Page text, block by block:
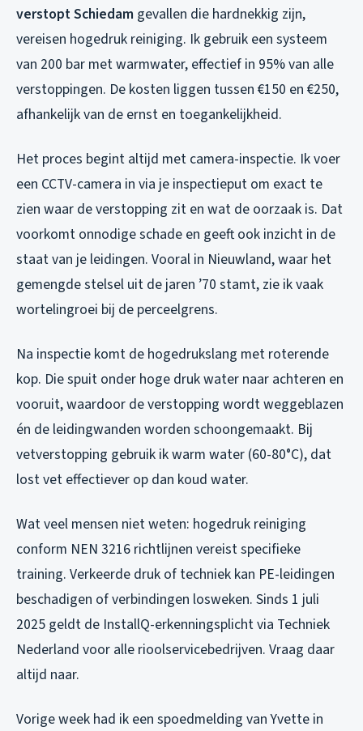
verstopt Schiedam gevallen die hardnekkig zijn,
vereisen hogedruk reiniging. Ik gebruik een systeem
van 200 bar met warmwater, effectief in 95% van alle
verstoppingen. De kosten liggen tussen €150 en €250,
afhankelijk van de ernst en toegankelijkheid.
Het proces begint altijd met camera-inspectie. Ik voer
een CCTV-camera in via je inspectieput om exact te
zien waar de verstopping zit en wat de oorzaak is. Dat
voorkomt onnodige schade en geeft ook inzicht in de
staat van je leidingen. Vooral in Nieuwland, waar het
gemengde stelsel uit de jaren ’70 stamt, zie ik vaak
wortelingroei bij de perceelgrens.
Na inspectie komt de hogedrukslang met roterende
kop. Die spuit onder hoge druk water naar achteren en
vooruit, waardoor de verstopping wordt weggeblazen
én de leidingwanden worden schoongemaakt. Bij
vetverstopping gebruik ik warm water (60-80°C), dat
lost vet effectiever op dan koud water.
Wat veel mensen niet weten: hogedruk reiniging
conform NEN 3216 richtlijnen vereist specifieke
training. Verkeerde druk of techniek kan PE-leidingen
beschadigen of verbindingen losweken. Sinds 1 juli
2025 geldt de InstallQ-erkenningsplicht via Techniek
Nederland voor alle rioolservicebedrijven. Vraag daar
altijd naar.
Vorige week had ik een spoedmelding van Yvette in